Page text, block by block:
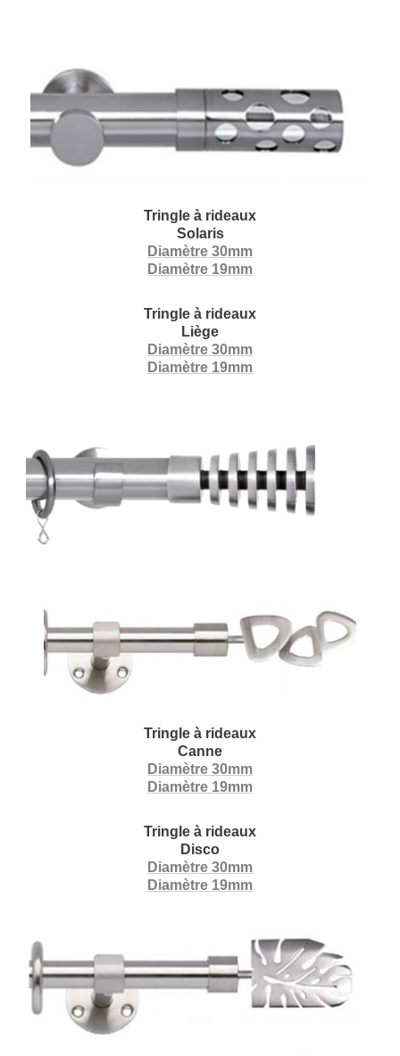
Tringle à rideaux
Solaris
Diamètre 30mm
Diamètre 19mm
Tringle à rideaux
Liège
Diamètre 30mm
Diamètre 19mm
Tringle à rideaux
Canne
Diamètre 30mm
Diamètre 19mm
Tringle à rideaux
Disco
Diamètre 30mm
Diamètre 19mm